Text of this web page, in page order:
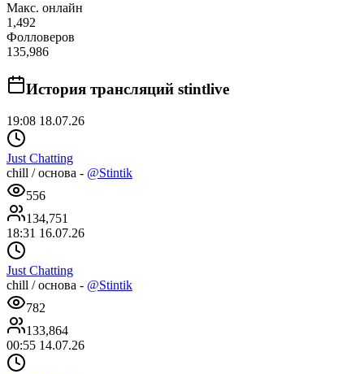
Макс. онлайн
1,492
Фолловеров
135,986
История трансляций stintlive
19:08 18.07.26
Just Chatting
chill / основа - @Stintik
556
134,751
18:31 16.07.26
Just Chatting
chill / основа - @Stintik
782
133,864
00:55 14.07.26